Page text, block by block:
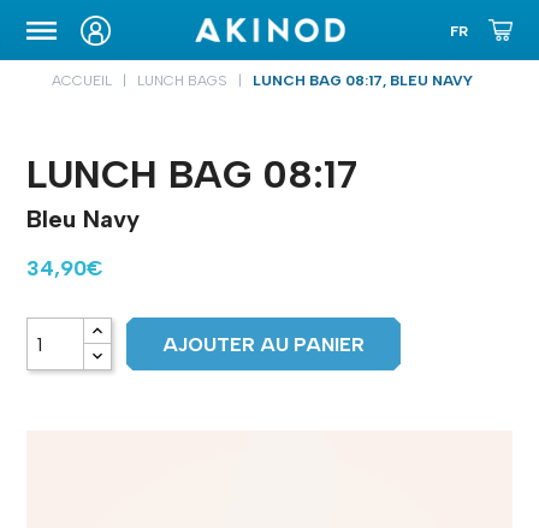
ETUIS DE TRANSPORT
ACCUEIL LUNCH BAGS LUNCH BAG 08:17, BLEU NAVY
LUNCH BAG 08:17
Bleu Navy
34,90€
AJOUTER AU PANIER